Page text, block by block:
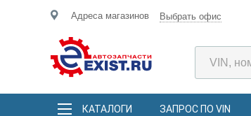
Адреса магазинов Выбрать офис
КАТАЛОГИ ЗАПРОС ПО VIN